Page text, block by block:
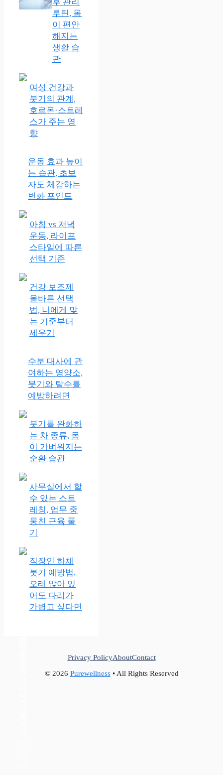
루틴, 몸
이 편안
해지는
생활 습
관
여성 건강과
붓기의 관계,
호르몬·스트레
스가 주는 영
향
운동 효과 높이
는 습관, 초보
자도 체감하는
변화 포인트
아침 vs 저녁
운동, 라이프
스타일에 따른
선택 기준
건강 보조제
올바른 선택
법, 나에게 맞
는 기준부터
세우기
수분 대사에 관
여하는 영양소,
붓기와 탈수를
예방하려면
붓기를 완화하
는 차 종류, 몸
이 가벼워지는
순환 습관
사무실에서 할
수 있는 스트
레칭, 업무 중
뭉친 근육 풀
기
직장인 하체
붓기 예방법,
오래 앉아 있
어도 다리가
가볍고 싶다면
© 2026 Purewellness• All Rights Reserved
Privacy PolicyAboutContact